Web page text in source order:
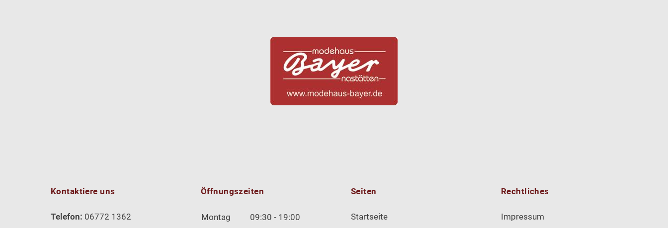
Kontaktiere uns
Telefon: 06772 1362
Öffnungszeiten
Montag
09:30 - 19:00
Seiten
Startseite
Rechtliches
Impressum